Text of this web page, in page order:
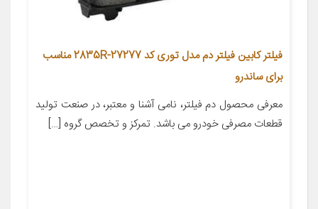
فیلتر کابین فیلتر دم مدل توری کد 27277-2835R مناسب
برای ساندرو
معرفی محصول دم فیلتر، نامی آشنا و معتبر، در صنعت تولید
قطعات مصرفی خودرو می باشد. تمرکز و تخصص گروه […]